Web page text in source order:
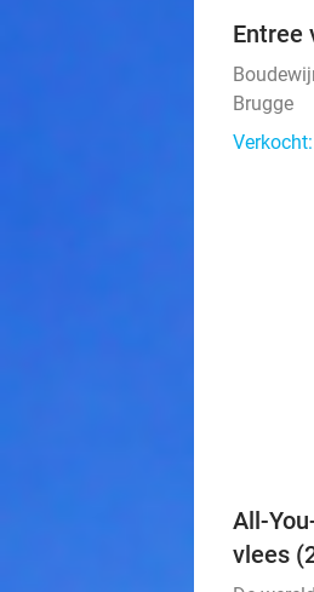
Entree
Brugge
All-
vlees